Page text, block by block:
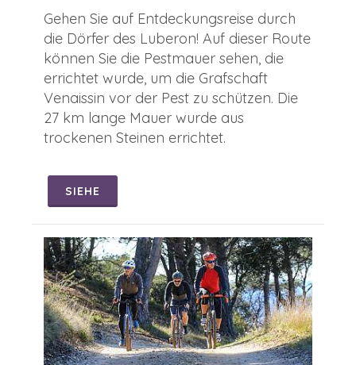
Gehen Sie auf Entdeckungsreise durch
die Dörfer des Luberon! Auf dieser Route
können Sie die Pestmauer sehen, die
errichtet wurde, um die Grafschaft
Venaissin vor der Pest zu schützen. Die
27 km lange Mauer wurde aus
trockenen Steinen errichtet.
SIEHE